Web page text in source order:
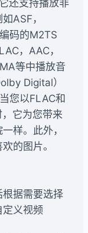
还支持播放非
ASF，
码的M2TS
，AAC，
等中播放音
Digital）
您以FLAC和
它为您带来
样。此外，
的图片。
据需要选择
义视频